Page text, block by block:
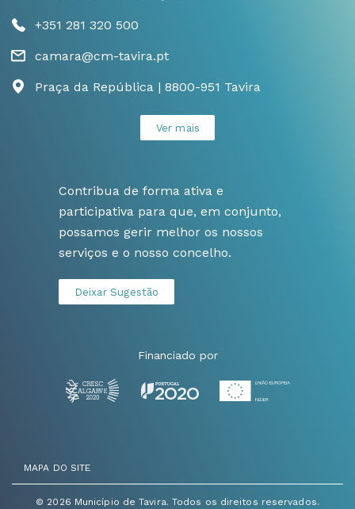
+351 281 320 500
camara@cm-tavira.pt
Praça da República | 8800-951 Tavira
Ver mais
Contribua de forma ativa e
participativa para que, em conjunto,
possamos gerir melhor os nossos
serviços e o nosso concelho.
Deixar Sugestão
Financiado por
© 2026 Município de Tavira. Todos os direitos reservados.
MAPA DO SITE